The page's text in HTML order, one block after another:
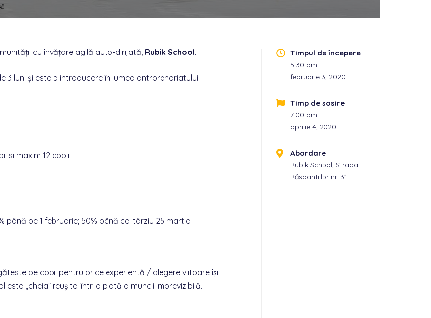
cu învățare agilă auto-dirijată, Rubik School.
3 luni și este o introducere în lumea antrprenoriatului.
si maxim 12 copii
până pe 1 februarie; 50% până cel târziu 25 martie
pe copii pentru orice experientă / alegere viitoare își
„cheia” reușitei într-o piată a muncii imprevizibilă.
Timpul de începere
5:30 pm
februarie 3, 2020
Timp de sosire
7:00 pm
aprilie 4, 2020
Abordare
Rubik School, Strada
Răspantiilor nr. 31